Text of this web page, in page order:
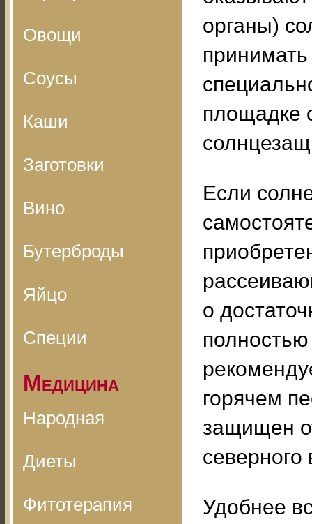
Овощи
Соусы
Каши
Заготовки
Вино
Бутерброды
Яйцо
Специи
Медицина
Народная
Диеты
Фитотерапия
органы)
площадке
Если
о
горячем
защищен
северного
Удобнее